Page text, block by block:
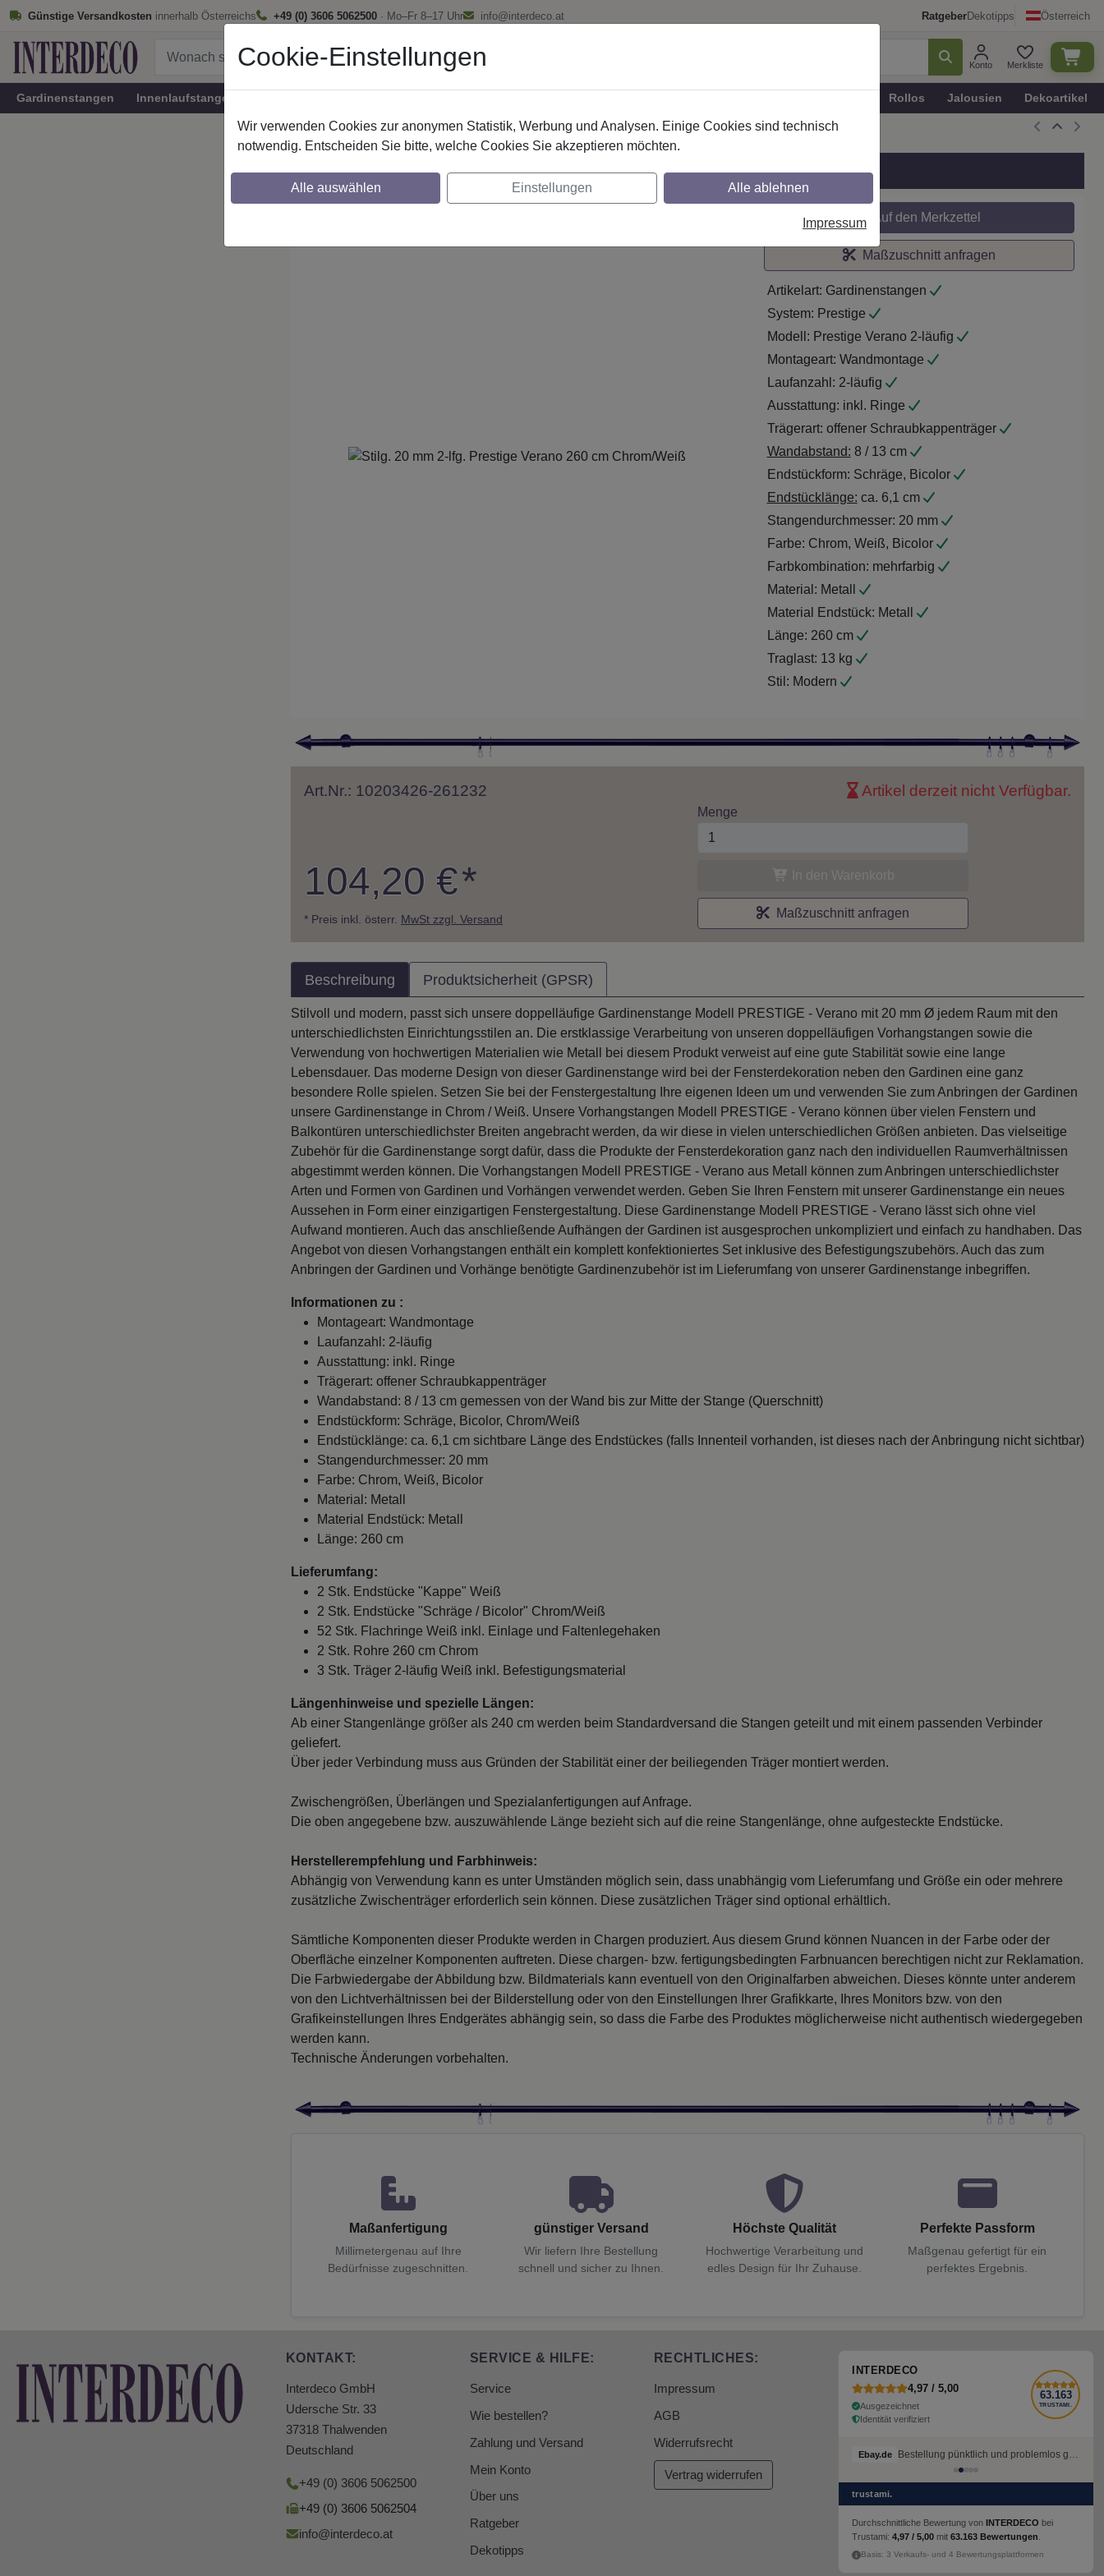
Günstige Versandkosten innerhalb Österreichs +49 (0) 3606 5062500 · Mo–Fr 8–17 Uhr info@interdeco.at RatgeberDekotipps Österreich
Konto Merkliste
Gardinenstangen Innenlaufstangen Rollos Jalousien Dekoartikel
Stilg. 20 mm 2-lfg. Prestige Verano 260 cm Chrom/Weiß
Maßzuschnitt möglich
Auf den Merkzettel
Maßzuschnitt anfragen
Artikelart: Gardinenstangen
System: Prestige
Modell: Prestige Verano 2-läufig
Montageart: Wandmontage
Laufanzahl: 2-läufig
Ausstattung: inkl. Ringe
Trägerart: offener Schraubkappenträger
Wandabstand: 8 / 13 cm
Endstückform: Schräge, Bicolor
Endstücklänge: ca. 6,1 cm
Stangendurchmesser: 20 mm
Farbe: Chrom, Weiß, Bicolor
Farbkombination: mehrfarbig
Material: Metall
Material Endstück: Metall
Länge: 260 cm
Traglast: 13 kg
Stil: Modern
Art.Nr.: 10203426-261232 Artikel derzeit nicht Verfügbar.
104,20 €*
* Preis inkl. österr. MwSt zzgl. Versand
Menge
Maßzuschnitt anfragen
Beschreibung Produktsicherheit (GPSR)
Stilvoll und modern, passt sich unsere doppelläufige Gardinenstange Modell PRESTIGE - Verano mit 20 mm Ø jedem Raum mit den
unterschiedlichsten Einrichtungsstilen an. Die erstklassige Verarbeitung von unseren doppelläufigen Vorhangstangen sowie die
Verwendung von hochwertigen Materialien wie Metall bei diesem Produkt verweist auf eine gute Stabilität sowie eine lange
Lebensdauer. Das moderne Design von dieser Gardinenstange wird bei der Fensterdekoration neben den Gardinen eine ganz
besondere Rolle spielen. Setzen Sie bei der Fenstergestaltung Ihre eigenen Ideen um und verwenden Sie zum Anbringen der Gardinen
unsere Gardinenstange in Chrom / Weiß. Unsere Vorhangstangen Modell PRESTIGE - Verano können über vielen Fenstern und
Balkontüren unterschiedlichster Breiten angebracht werden, da wir diese in vielen unterschiedlichen Größen anbieten. Das vielseitige
Zubehör für die Gardinenstange sorgt dafür, dass die Produkte der Fensterdekoration ganz nach den individuellen Raumverhältnissen
abgestimmt werden können. Die Vorhangstangen Modell PRESTIGE - Verano aus Metall können zum Anbringen unterschiedlichster
Arten und Formen von Gardinen und Vorhängen verwendet werden. Geben Sie Ihren Fenstern mit unserer Gardinenstange ein neues
Aussehen in Form einer einzigartigen Fenstergestaltung. Diese Gardinenstange Modell PRESTIGE - Verano lässt sich ohne viel
Aufwand montieren. Auch das anschließende Aufhängen der Gardinen ist ausgesprochen unkompliziert und einfach zu handhaben. Das
Angebot von diesen Vorhangstangen enthält ein komplett konfektioniertes Set inklusive des Befestigungszubehörs. Auch das zum
Anbringen der Gardinen und Vorhänge benötigte Gardinenzubehör ist im Lieferumfang von unserer Gardinenstange inbegriffen.
Informationen zu :
Montageart: Wandmontage
Laufanzahl: 2-läufig
Ausstattung: inkl. Ringe
Trägerart: offener Schraubkappenträger
Wandabstand: 8 / 13 cm gemessen von der Wand bis zur Mitte der Stange (Querschnitt)
Endstückform: Schräge, Bicolor, Chrom/Weiß
Endstücklänge: ca. 6,1 cm sichtbare Länge des Endstückes (falls Innenteil vorhanden, ist dieses nach der Anbringung nicht sichtbar)
Stangendurchmesser: 20 mm
Farbe: Chrom, Weiß, Bicolor
Material: Metall
Material Endstück: Metall
Länge: 260 cm
Lieferumfang:
2 Stk. Endstücke "Kappe" Weiß
2 Stk. Endstücke "Schräge / Bicolor" Chrom/Weiß
52 Stk. Flachringe Weiß inkl. Einlage und Faltenlegehaken
2 Stk. Rohre 260 cm Chrom
3 Stk. Träger 2-läufig Weiß inkl. Befestigungsmaterial
Längenhinweise und spezielle Längen:
Ab einer Stangenlänge größer als 240 cm werden beim Standardversand die Stangen geteilt und mit einem passenden Verbinder
geliefert.
Über jeder Verbindung muss aus Gründen der Stabilität einer der beiliegenden Träger montiert werden.
Zwischengrößen, Überlängen und Spezialanfertigungen auf Anfrage.
Die oben angegebene bzw. auszuwählende Länge bezieht sich auf die reine Stangenlänge, ohne aufgesteckte Endstücke.
Herstellerempfehlung und Farbhinweis:
Abhängig von Verwendung kann es unter Umständen möglich sein, dass unabhängig vom Lieferumfang und Größe ein oder mehrere
zusätzliche Zwischenträger erforderlich sein können. Diese zusätzlichen Träger sind optional erhältlich.
Sämtliche Komponenten dieser Produkte werden in Chargen produziert. Aus diesem Grund können Nuancen in der Farbe oder der
Oberfläche einzelner Komponenten auftreten. Diese chargen- bzw. fertigungsbedingten Farbnuancen berechtigen nicht zur Reklamation.
Die Farbwiedergabe der Abbildung bzw. Bildmaterials kann eventuell von den Originalfarben abweichen. Dieses könnte unter anderem
von den Lichtverhältnissen bei der Bilderstellung oder von den Einstellungen Ihrer Grafikkarte, Ihres Monitors bzw. von den
Grafikeinstellungen Ihres Endgerätes abhängig sein, so dass die Farbe des Produktes möglicherweise nicht authentisch wiedergegeben
werden kann.
Technische Änderungen vorbehalten.
Maßanfertigung
Millimetergenau auf Ihre
Bedürfnisse zugeschnitten.
günstiger Versand
Wir liefern Ihre Bestellung
schnell und sicher zu Ihnen.
Höchste Qualität
Hochwertige Verarbeitung und
edles Design für Ihr Zuhause.
Perfekte Passform
Maßgenau gefertigt für ein
perfektes Ergebnis.
KONTAKT:
Interdeco GmbH
Udersche Str. 33
37318 Thalwenden
Deutschland
+49 (0) 3606 5062500
+49 (0) 3606 5062504
info@interdeco.at
SERVICE & HILFE:
Service
Wie bestellen?
Zahlung und Versand
Mein Konto
Über uns
Ratgeber
Dekotipps
RECHTLICHES:
Impressum
AGB
Widerrufsrecht
Vertrag widerrufen
INTERDECO
4,97 / 5,00
Ausgezeichnet
Identität verifiziert
63.163
TRUSTAMI.
Ebay.de Bestellung pünktlich und problemlos geliefert
trustami.
Durchschnittliche Bewertung von INTERDECO bei
Trustami: 4,97 / 5,00 mit 63.163 Bewertungen
Basis: 3 Verkaufs- und 4 Bewertungsplattformen
Cookie-Einstellungen
Wir verwenden Cookies zur anonymen Statistik, Werbung und Analysen. Einige Cookies sind technisch
notwendig. Entscheiden Sie bitte, welche Cookies Sie akzeptieren möchten.
Alle auswählen Einstellungen Alle ablehnen
Impressum